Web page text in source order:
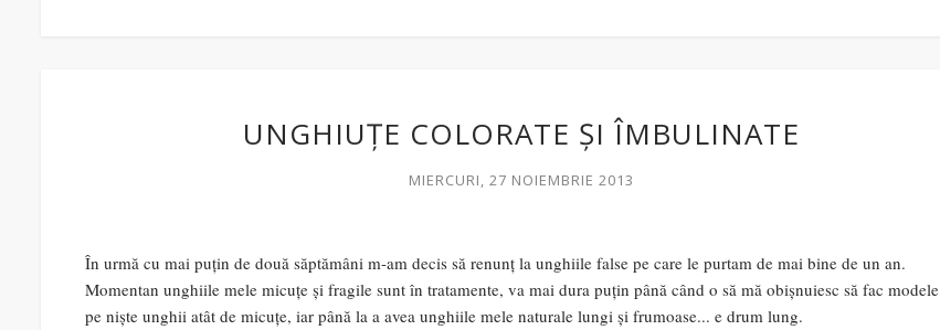
UNGHIUȚE COLORATE ȘI ÎMBULINATE
MIERCURI, 27 NOIEMBRIE 2013
În urmă cu mai puțin de două săptămâni m-am decis să renunț la unghiile false pe care le purtam de mai bine de un an.
Momentan unghiile mele micuțe și fragile sunt în tratamente, va mai dura puțin până când o să mă obișnuiesc să fac modele
pe niște unghii atât de micuțe, iar până la a avea unghiile mele naturale lungi și frumoase... e drum lung.